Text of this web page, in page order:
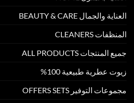
العناية والجمال BEAUTY & CARE
المنظفات CLEANERS
جميع المنتجات ALL PRODUCTS
زيوت عطرية طبيعية 100%
مجموعات التوفير OFFERS SETS